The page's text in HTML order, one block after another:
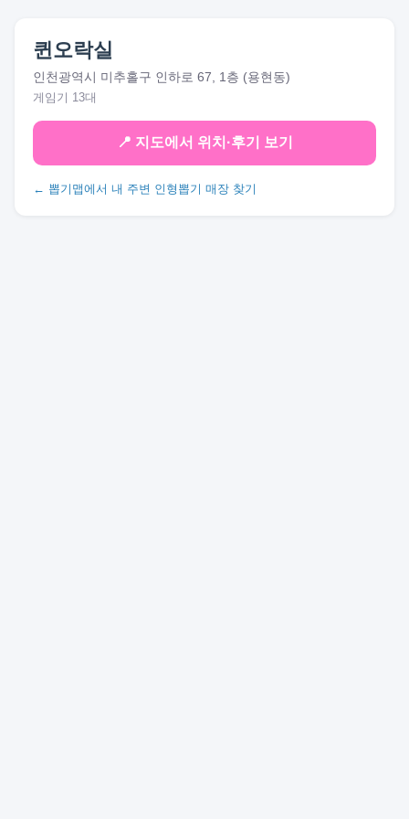
퀸오락실
인천광역시 미추홀구 인하로 67, 1층 (용현동)
게임기 13대
📍 지도에서 위치·후기 보기
← 뽑기맵에서 내 주변 인형뽑기 매장 찾기